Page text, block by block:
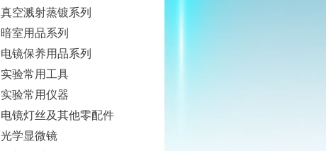
真空溅射蒸镀系列
暗室用品系列
电镜保养用品系列
实验常用工具
实验常用仪器
电镜灯丝及其他零配件
光学显微镜